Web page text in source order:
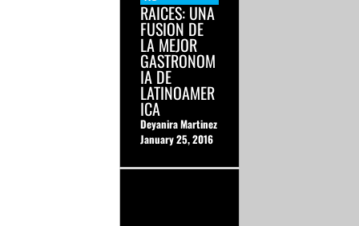
RAICES: UNA
FUSION DE
LA MEJOR
GASTRONOM
IA DE
LATINOAMER
ICA
Deyanira Martinez
January 25, 2016